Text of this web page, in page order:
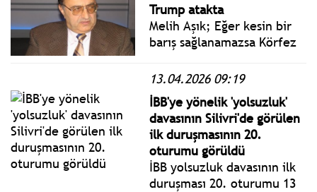
anlayışların değil, adaleti,
dengeyi ve hakkaniyeti
esas alan yeni bir küresel
kaçınılmazdır.
Trump atakta
Melih Aşık; Eğer kesin bir
barış sağlanamazsa Körfez
Boğazı’ndan dışarı
akaryakıt, suni gübre,
alüminyum gibi sevkiyat
yapılması da imkânsız hale
gelir, deniyor...
13.04.2026 09:19
İBB'ye yönelik 'yolsuzluk'
davasının Silivri'de görülen
ilk duruşmasının 20.
oturumu görüldü
İBB yolsuzluk davasının ilk
duruşması 20. oturumu 13